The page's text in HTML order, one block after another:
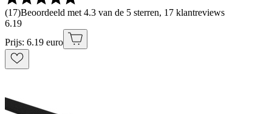
(17)Beoordeeld met 4.3 van de 5 sterren, 17 klantreviews
6.19
Prijs: 6.19 euro